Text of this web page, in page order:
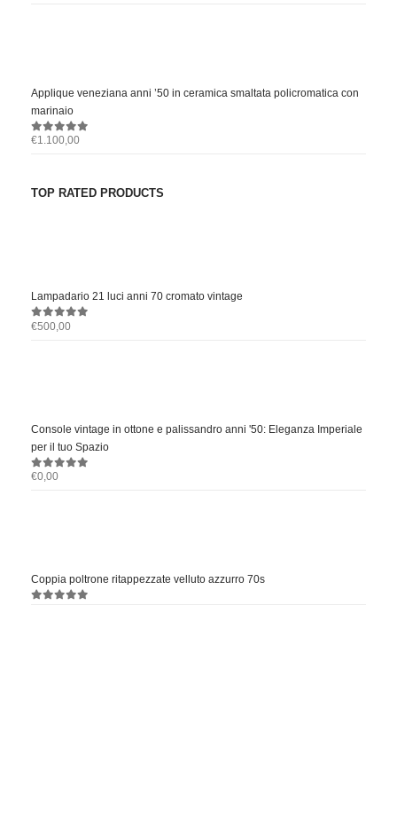
Applique veneziana anni ’50 in ceramica smaltata policromatica con
marinaio
0out of 5
€1.100,00
TOP RATED PRODUCTS
Lampadario 21 luci anni 70 cromato vintage
0out of 5
€500,00
Console vintage in ottone e palissandro anni '50: Eleganza Imperiale
per il tuo Spazio
0out of 5
€0,00
Coppia poltrone ritappezzate velluto azzurro 70s